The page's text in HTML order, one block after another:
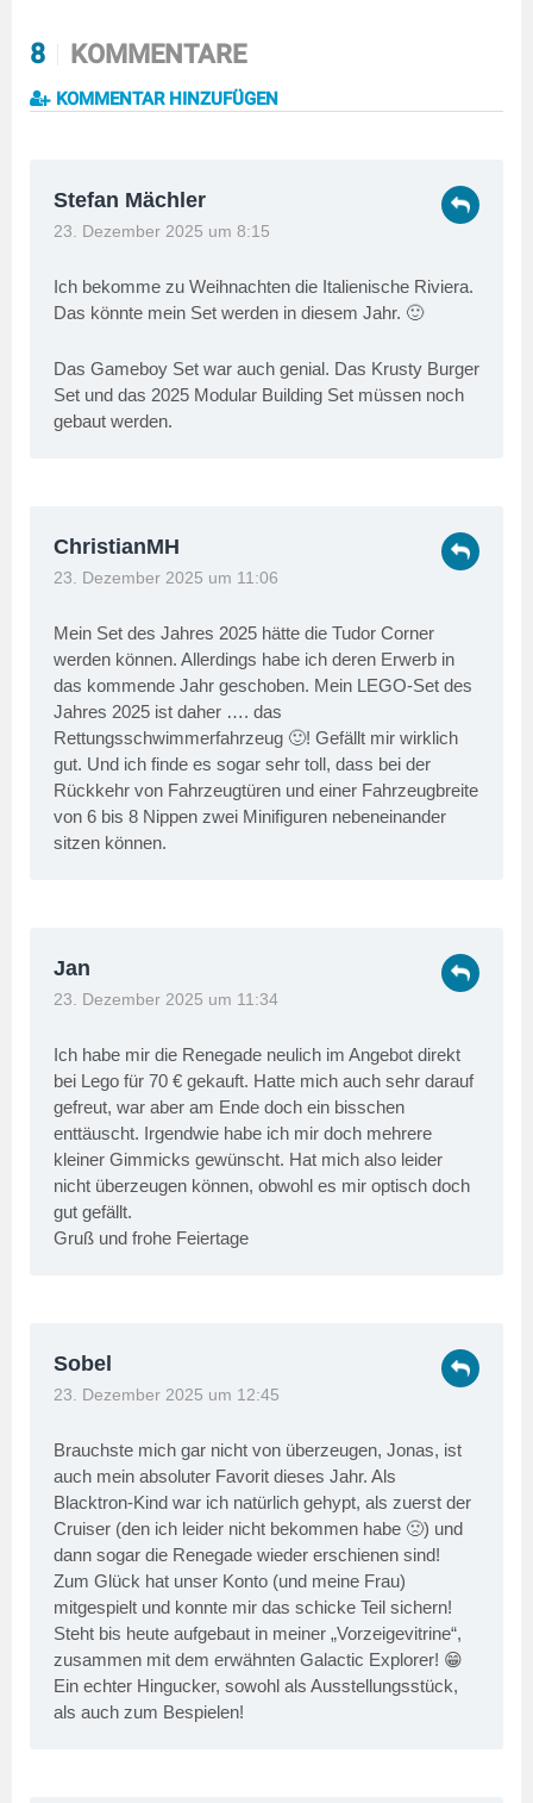
8 KOMMENTARE
KOMMENTAR HINZUFÜGEN
Stefan Mächler
23. Dezember 2025 um 8:15
Ich bekomme zu Weihnachten die Italienische Riviera.
Das könnte mein Set werden in diesem Jahr. 🙂
Das Gameboy Set war auch genial. Das Krusty Burger
Set und das 2025 Modular Building Set müssen noch
gebaut werden.
ChristianMH
23. Dezember 2025 um 11:06
Mein Set des Jahres 2025 hätte die Tudor Corner
werden können. Allerdings habe ich deren Erwerb in
das kommende Jahr geschoben. Mein LEGO-Set des
Jahres 2025 ist daher …. das
Rettungsschwimmerfahrzeug 🙂! Gefällt mir wirklich
gut. Und ich finde es sogar sehr toll, dass bei der
Rückkehr von Fahrzeugtüren und einer Fahrzeugbreite
von 6 bis 8 Nippen zwei Minifiguren nebeneinander
sitzen können.
Jan
23. Dezember 2025 um 11:34
Ich habe mir die Renegade neulich im Angebot direkt
bei Lego für 70 € gekauft. Hatte mich auch sehr darauf
gefreut, war aber am Ende doch ein bisschen
enttäuscht. Irgendwie habe ich mir doch mehrere
kleiner Gimmicks gewünscht. Hat mich also leider
nicht überzeugen können, obwohl es mir optisch doch
gut gefällt.
Gruß und frohe Feiertage
Sobel
23. Dezember 2025 um 12:45
Brauchste mich gar nicht von überzeugen, Jonas, ist
auch mein absoluter Favorit dieses Jahr. Als
Blacktron-Kind war ich natürlich gehypt, als zuerst der
Cruiser (den ich leider nicht bekommen habe 🙁) und
dann sogar die Renegade wieder erschienen sind!
Zum Glück hat unser Konto (und meine Frau)
mitgespielt und konnte mir das schicke Teil sichern!
Steht bis heute aufgebaut in meiner „Vorzeigevitrine“,
zusammen mit dem erwähnten Galactic Explorer! 😁
Ein echter Hingucker, sowohl als Ausstellungsstück,
als auch zum Bespielen!